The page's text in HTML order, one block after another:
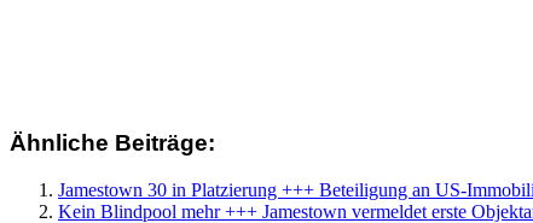
Ähnliche Beiträge:
Jamestown 30 in Platzierung +++ Beteiligung an US-
Kein Blindpool mehr +++ Jamestown vermeldet erste